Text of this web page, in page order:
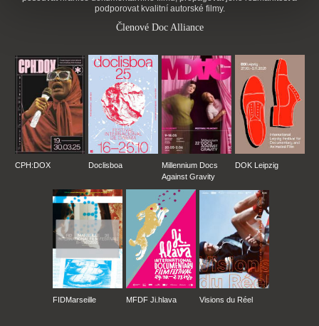
podporovat kvalitní autorské filmy.
Členové Doc Alliance
CPH:DOX Doclisboa
Millennium Docs
Against Gravity
DOK Leipzig
FIDMarseille MFDF Ji.hlava Visions du Réel